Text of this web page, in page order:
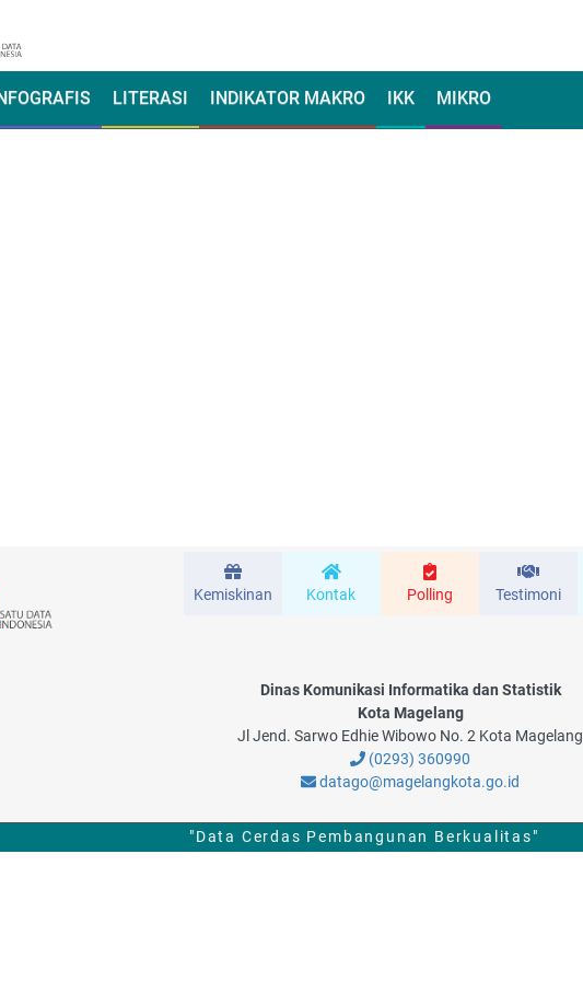
LITERASI INDIKATOR MAKRO IKK MIKRO
Kemiskinan Kontak Polling Testimoni
Dinas Komunikasi Informatika dan Statistik
Kota Magelang
Jl Jend. Sarwo Edhie Wibowo No. 2 Kota Magelang
(0293) 360990
datago@magelangkota.go.id
"Data Cerdas Pembangunan Berkualitas"